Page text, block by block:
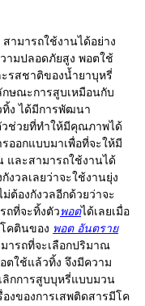
สามารถใช้งานได้อย่าง
ามปลอดภัยสูง พอตใช้
รสชาติของน้ำยาบุหรี่
ษณะการสูบเหมือนกับ
ง ได้มีการพัฒนา
วช่วยที่ทำให้มีคุณภาพได้
ออกแบบมาเพื่อที่จะให้มี
และสามารถใช้งานได้
งวลเลยว่าจะใช้งานยุ่ง
ต้องกังวลอีกด้วยว่าจะ
ถที่จะทิ้งตัว พอตได้เลยเมื่อ
คตินของ พอต อันตราย
ารถที่จะเลือกปริมาณ
ตใช้แล้วทิ้ง จึงมีความ
ลิกการสูบบุหรี่แบบมวน
งของการเสพติดสารมีโค